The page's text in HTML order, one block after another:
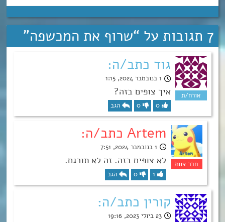
7 תגובות על “ שרוף את המכשפה”
גוד כתב/ה:
1 בנובמבר 2024, 1:15
איך צופים בזה?
0
0 הגב
Artem כתב/ה:
1 בנובמבר 2024, 7:51
לא צופים בזה. זה לא תורגם.
1
0 הגב
קורין כתב/ה:
23 ביולי 2023, 19:16